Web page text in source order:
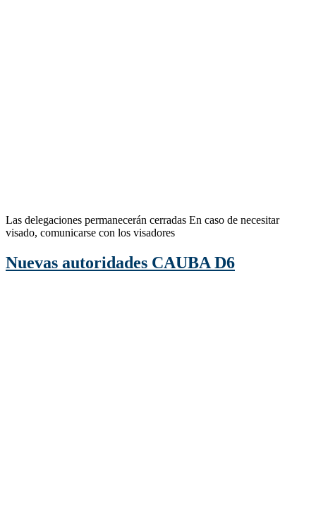
Las delegaciones permanecerán cerradas En caso de necesitar
visado, comunicarse con los visadores
Nuevas autoridades CAUBA D6